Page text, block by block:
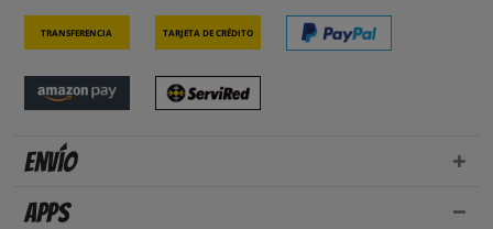
Transferencia Tarjeta de crédito
Envío
Apps